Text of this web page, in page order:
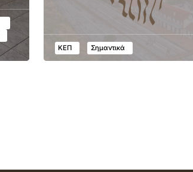
ΚΕΠ Σημαντικά